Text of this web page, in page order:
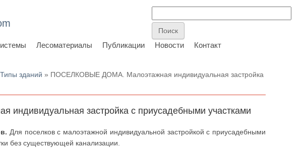
Лесоматериалы Публикации Новости Контакт
Типы зданий» ПОСЕЛКОВЫЕ ДОМА. Малоэтажная индивидуальная застройка
застройка с приусадебными участками
Для поселков с малоэтажной индивидуальной застройкой с приусадебными
без существующей канализации.